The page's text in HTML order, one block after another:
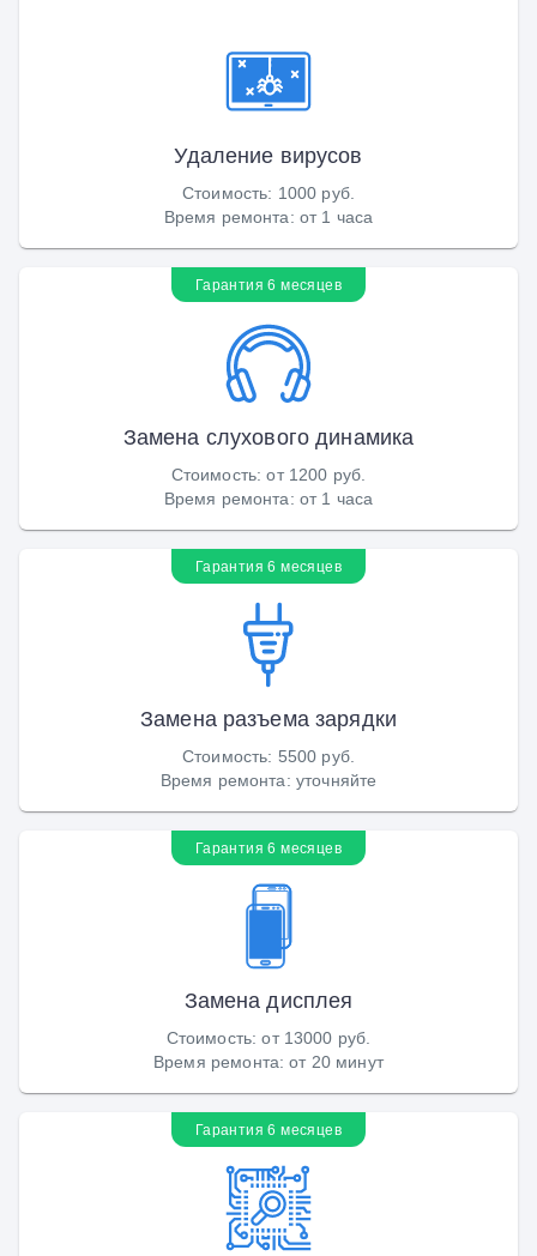
Удаление вирусов
Стоимость: 1000 руб.
Время ремонта: от 1 часа
Гарантия 6 месяцев
Замена слухового динамика
Стоимость:от 1200 руб.
Время ремонта: от 1 часа
Гарантия 6 месяцев
Замена разъема зарядки
Стоимость: 5500 руб.
Время ремонта: уточняйте
Гарантия 6 месяцев
Замена дисплея
Стоимость:от 13000 руб.
Время ремонта:от 20 минут
Гарантия 6 месяцев